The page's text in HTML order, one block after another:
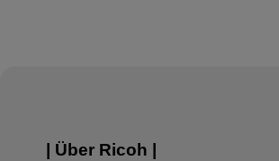
| Über Ricoh |